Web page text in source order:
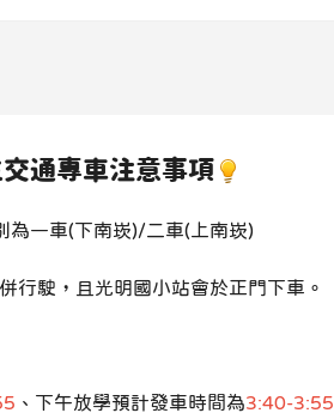
通專車注意事項
一車(下南崁)/二車(上南崁)
行駛 ，且光明國小站會於正門下車。
、下午放學預計發車時間為3:40-3:55